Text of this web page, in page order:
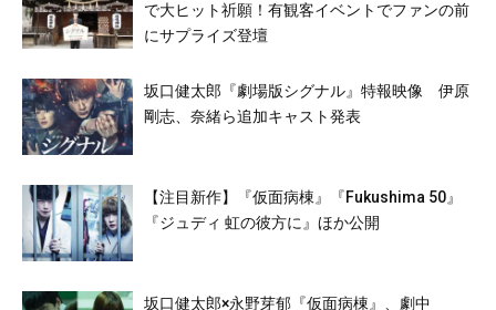
で大ヒット祈願！有観客イベントでファンの前
にサプライズ登壇
坂口健太郎『劇場版シグナル』特報映像 伊原
剛志、奈緒ら追加キャスト発表
【注目新作】『仮面病棟』『Fukushima 50』
『ジュディ 虹の彼方に』ほか公開
坂口健太郎×永野芽郁『仮面病棟』、劇中